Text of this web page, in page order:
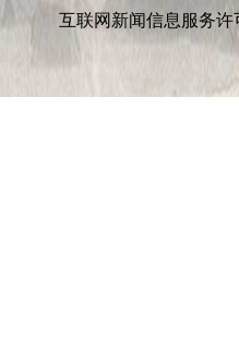
互联网新闻信息服务许